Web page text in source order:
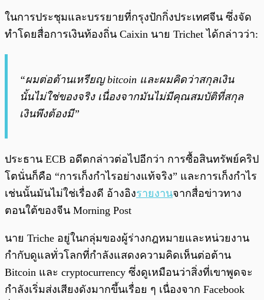
ในการประชุมและบรรยายที่กรุงปักกิ่งประเทศจีน ซึ่งจัด
ทำโดยสื่อการเงินท้องถิ่น Caixin นาย Trichet ได้กล่าวว่า:
“ผมต่อต้านเหรียญ bitcoin และผมคิดว่าสกุลเงิน
นั้นไม่ใช่ของจริง เนื่องจากมันไม่มีคุณสมบัติที่สกุล
เงินพึงต้องมี”
ประธาน ECB อดีตกล่าวต่อไปอีกว่า การซื้อสินทรัพย์คริป
โตนั่นก็คือ “การเก็งกำไรอย่างแท้จริง” และการเก็งกำไร
เช่นนั้นมันไม่ใช่เรื่องดี อ้างอิงรายงานจากสื่อข่าวทาง
ตอนใต้ของจีน Morning Post
นาย Triche อยู่ในกลุ่มของผู้ร่างกฎหมายและหน่วยงาน
กำกับดูแลทั่วโลกที่กำลังแสดงความคิดเห็นต่อต้าน
Bitcoin และ cryptocurrency ซึ่งดูเหมือนว่าสิ่งที่เขาพูดจะ
กำลังเริ่มส่งเสียงดังมากขึ้นเรื่อย ๆ เนื่องจาก Facebook